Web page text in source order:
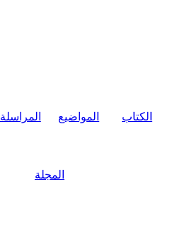
المراسلة المواضيع الكتاب
المجلة